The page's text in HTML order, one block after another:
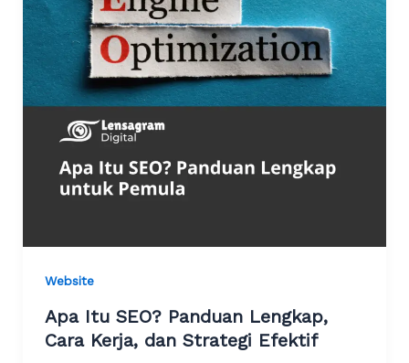
Website
Apa Itu SEO? Panduan Lengkap,
Cara Kerja, dan Strategi Efektif